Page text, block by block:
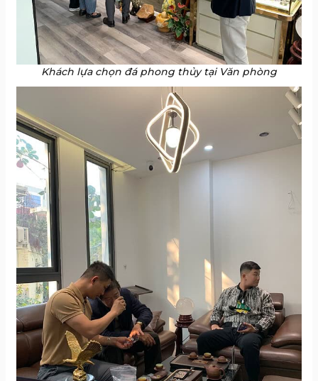
Khách lựa chọn đá phong thủy tại Văn phòng